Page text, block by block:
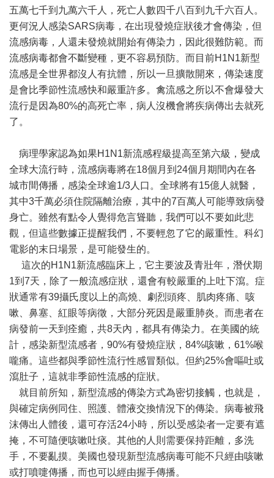
五萬七千到九萬六千人，死亡人數四千八百到九千六百人。
更何況人感染SARS病毒，在出現發燒症狀後才會傳染，但
流感病毒，人還未發燒就開始有傳染力，因此很難防範。而
流感病毒都會不斷變種，更不容易預防。而目前H1N1新型
流感是全世界都沒人有抗體，所以一旦擴散開來，傳染速度
是會比季節性流感快和嚴重許多。禽流感之所以不會爆發大
流行是因為80%的高死亡率，病人沒機會將疾病傳出去就死
了。
病理學家認為如果H1N1新流感程級提高至第六級，變成
全球大流行時，流感病毒將在18個月到24個月期間內在各
城市間傳播，感染全球逾1/3人口。全球將有15億人就醫，
其中3千萬必須住院隔離治療，其中的7百萬人可能導致病發
身亡。雖然有點令人覺得危言聳聽，我們可以不要如此悲
觀，但這些數據正提醒我們，不要輕忽了它的嚴重性。科幻
電影的末日場景，是可能發生的。
這次的H1N1新流感臨床上，它主要波及青壯年，潛伏期
1到7天，除了一般流感症狀，還會有較嚴重的上吐下瀉。症
狀通常有39攝氏度以上的高燒、劇烈頭疼、肌肉疼痛、咳
嗽、鼻塞、紅眼等病徵，大部分死因是嚴重肺炎。而患者在
病發前一天到痊癒，共8天內，都具有傳染力。在美國的統
計，感染新型流感者，90%有發燒症狀，84%咳嗽，61%喉
嚨痛。這些都與季節性流行性感冒類似。但約25%會嘔吐或
瀉肚子，這就非季節性流感的症狀。
就目前所知，新型流感的傳染方式為密切接觸，也就是，
與確定病例同住、照護、體液交換情況下的傳染。病毒被飛
沫傳出人體後，還可存活24小時，所以受感染者一定要有遮
掩，不可隨便咳嗽吐痰。其他的人則需要保持距離，多洗
手，不要亂摸。美國也發現新型流感病毒可能不只經由咳嗽
或打噴嚏傳播，而也可以經由握手傳播。